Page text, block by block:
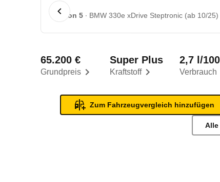
1 von 5 BMW 330e xDrive Steptronic (ab 10/25)
Grundpreis
65.200 €
Kraftstoff
Super Plus
Verbrauch
2,7 l/
Zum Fahrzeugvergleich hinzufügen
Alle